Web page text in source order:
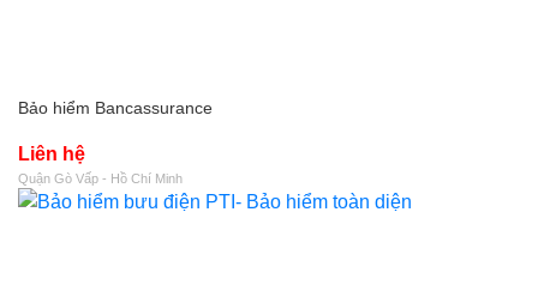
Bảo hiểm Bancassurance
Liên hệ
Quận Gò Vấp - Hồ Chí Minh